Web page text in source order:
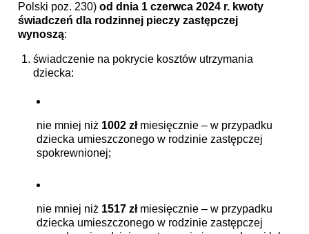
Polski poz. 230) od dnia 1 czerwca 2024 r. kwoty
świadczeń dla rodzinnej pieczy zastępczej
wynoszą:
świadczenie na pokrycie kosztów utrzymania
dziecka:
nie mniej niż 1002 złmiesięcznie – w przypadku
dziecka umieszczonego w rodzinie zastępczej
spokrewnionej;
nie mniej niż 1517 złmiesięcznie – w przypadku
dziecka umieszczonego w rodzinie zastępczej